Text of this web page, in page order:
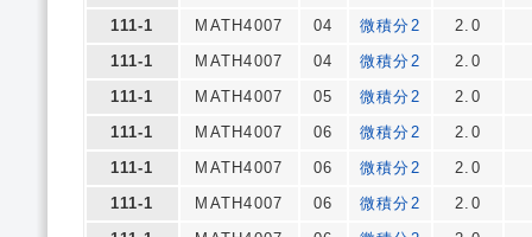
111-1
MATH4007 04 微積分2
2.0
111-1
MATH4007 04 微積分2
2.0
111-1
MATH4007 05 微積分2
2.0
111-1
MATH4007 06 微積分2
2.0
111-1
MATH4007 06 微積分2
2.0
111-1
MATH4007 06 微積分2
2.0